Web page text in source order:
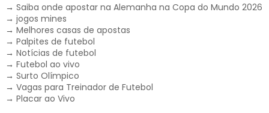
→ Saiba onde apostar na Alemanha na Copa do Mundo 2026
→ jogos mines
→ Melhores casas de apostas
→ Palpites de futebol
→ Notícias de futebol
→ Futebol ao vivo
→ Surto Olímpico
→ Vagas para Treinador de Futebol
→ Placar ao Vivo